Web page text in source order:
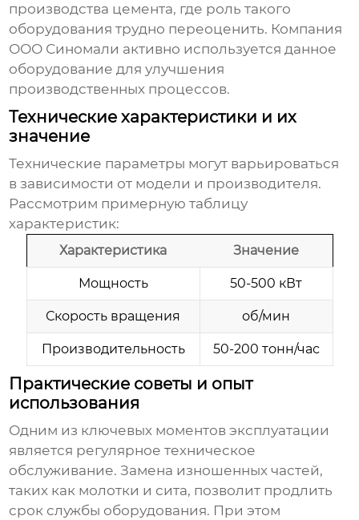
производства цемента, где роль такого
оборудования трудно переоценить. Компания
ООО Синомали активно используется данное
оборудование для улучшения
производственных процессов.
Технические характеристики и их
значение
Технические параметры могут варьироваться
в зависимости от модели и производителя.
Рассмотрим примерную таблицу
характеристик:
Характеристика Значение
Мощность 50-500 кВт
Скорость вращения об/мин
Производительность 50-200 тонн/час
Практические советы и опыт
использования
Одним из ключевых моментов эксплуатации
является регулярное техническое
обслуживание. Замена изношенных частей,
таких как молотки и сита, позволит продлить
срок службы оборудования. При этом